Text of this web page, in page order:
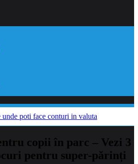
copii în parc – Vezi 3
pentru super-părinți